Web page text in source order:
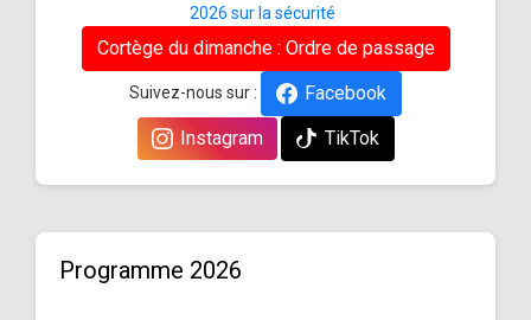
2026 sur la sécurité
Cortège du dimanche : Ordre de passage
Suivez-nous sur :
Facebook
Instagram
TikTok
Programme 2026